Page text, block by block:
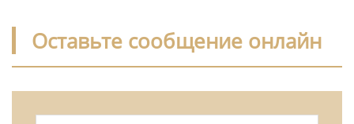
Оставьте сообщение онлайн